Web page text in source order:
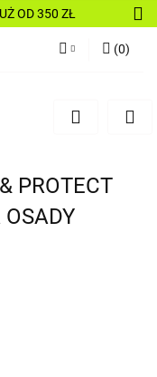
OD 350 ZŁ
Zarejestruj się
(0)
PROTECT